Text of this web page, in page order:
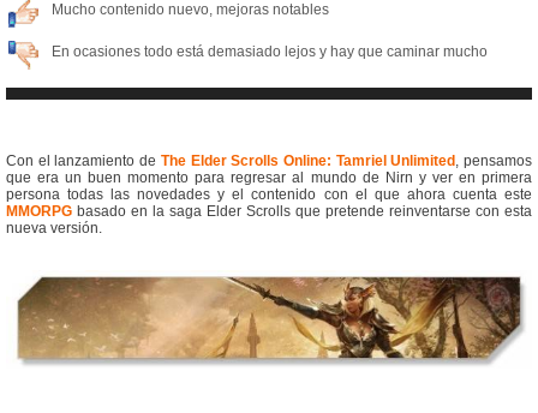
Mucho contenido nuevo, mejoras notables
En ocasiones todo está demasiado lejos y hay que caminar mucho
Con el lanzamiento de The Elder Scrolls Online: Tamriel Unlimited , pensamos
que era un buen momento para regresar al mundo de Nirn y ver en primera
persona todas las novedades y el contenido con el que ahora cuenta este
MMORPG basado en la saga Elder Scrolls que pretende reinventarse con esta
nueva versión.